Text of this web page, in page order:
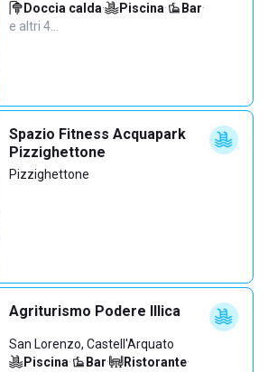
Doccia calda· Piscina· Bar·
e altri 4…
Spazio Fitness Acquapark
Pizzighettone
Pizzighettone
Agriturismo Podere Illica
San Lorenzo, Castell'Arquato
Piscina· Bar· Ristorante·